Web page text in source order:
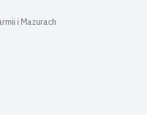
i Mazurach